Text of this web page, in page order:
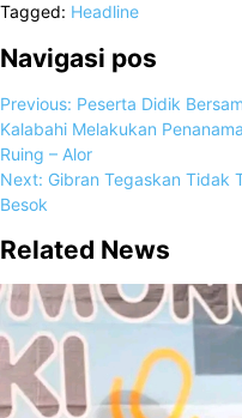
Tagged: Headline
Navigasi pos
Previous: Peserta Didik
Kalabahi Melakukan
Ruing – Alor
Next: Gibran Tegaskan Tidak
Besok
Related News